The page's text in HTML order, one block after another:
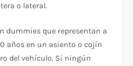
o lateral.
dummies que representan a
años en un asiento o cojín
del vehículo. Si ningún